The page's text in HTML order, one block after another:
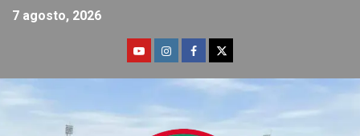
7 agosto, 2026